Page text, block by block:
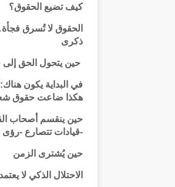
كيف تضيع الحقوق؟
الحقوق لا تُسرق
ذكرى
حين يتحول الحق إلى
في البداية يكون
هكذا ضاعت حقوق
حين ينقسم أصحاب
-قيادات تتصارع -رؤى
حين يُشترى الزمن
الاحتلال الذكي لا